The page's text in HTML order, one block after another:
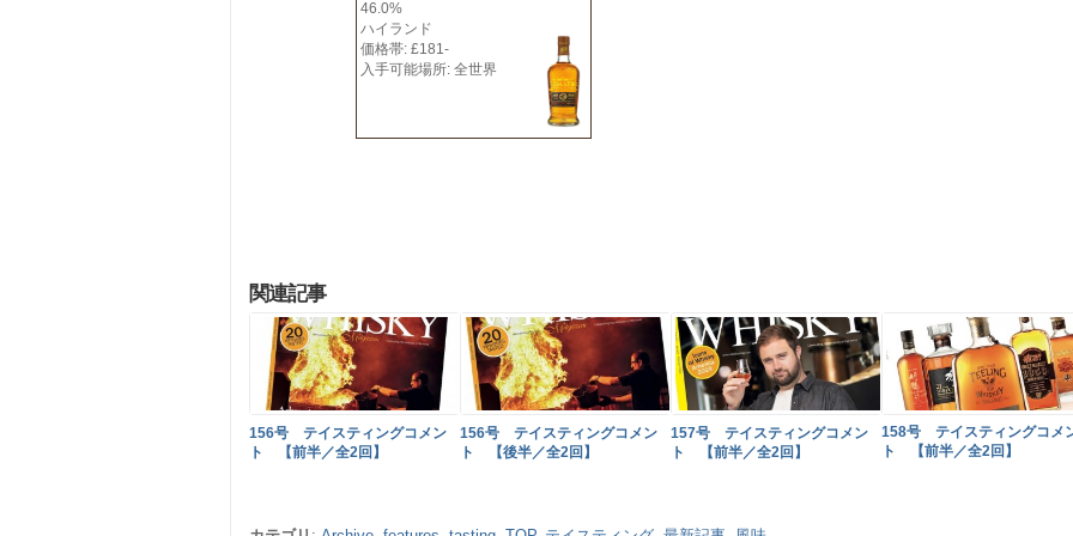
46.0%
ハイランド
価格帯: £181-
入手可能場所: 全世界
関連記事
156号 テイスティングコメン
ト 【前半／全2回】
156号 テイスティングコメン
ト 【後半／全2回】
157号 テイスティングコメン
ト 【前半／全2回】
158号 テイスティングコメ
ト 【前半／全2回】